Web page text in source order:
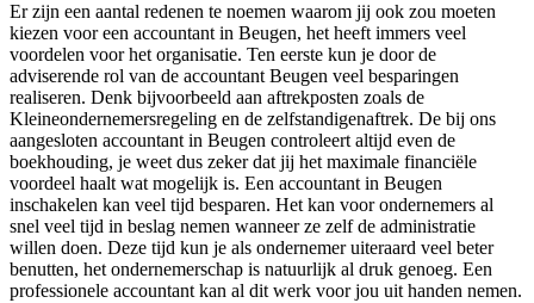
Er zijn een aantal redenen te noemen waarom jij ook zou moeten
kiezen voor een accountant in Beugen, het heeft immers veel
voordelen voor het organisatie. Ten eerste kun je door de
adviserende rol van de accountant Beugen veel besparingen
realiseren. Denk bijvoorbeeld aan aftrekposten zoals de
Kleineondernemersregeling en de zelfstandigenaftrek. De bij ons
aangesloten accountant in Beugen controleert altijd even de
boekhouding, je weet dus zeker dat jij het maximale financiële
voordeel haalt wat mogelijk is. Een accountant in Beugen
inschakelen kan veel tijd besparen. Het kan voor ondernemers al
snel veel tijd in beslag nemen wanneer ze zelf de administratie
willen doen. Deze tijd kun je als ondernemer uiteraard veel beter
benutten, het ondernemerschap is natuurlijk al druk genoeg. Een
professionele accountant kan al dit werk voor jou uit handen nemen.